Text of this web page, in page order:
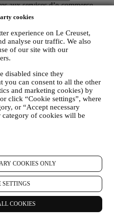
cookies
experience on Le Creuset,
analyse our traffic. We also
of our site with our
disabled since they
you can consent to all the other
and marketing cookies) by
click “Cookie settings”, where
or “Accept necessary
category of cookies will be
COOKIES ONLY
SETTINGS
COOKIES
aux services d’e-commerce
Benelux SA, dont le siège
SA, 4 Rue de la Presse, 1000
commerciales de
de données des
Celle-ci est gérée
4, 6340 Baar, en Suisse. Son
Le Creuset SL, numéro de TVA
situés Paseo de Gracia 9 2º,
de responsabilité conjointe
la responsabilité de la stratégie
client personnalisée ; (b) aux
et l’implantation de cette
développer des initiatives
demandes concernant vos droits
CES INFORMATIONS ?
aux fins suivantes :
OBLIGATIONS LÉGALES.